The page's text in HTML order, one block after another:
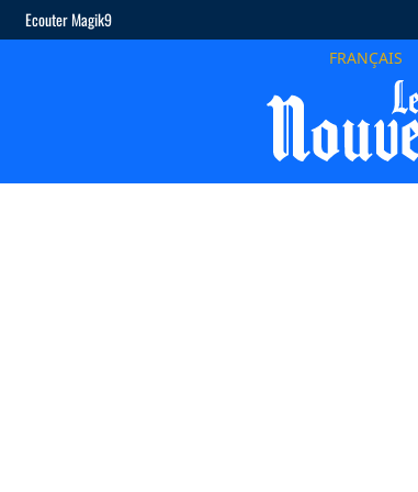
Ecouter Magik9
FRANÇAIS